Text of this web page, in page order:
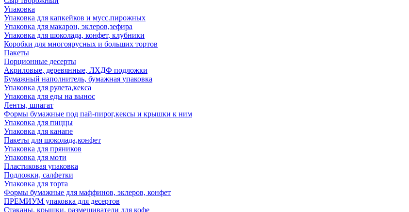
Упаковка
Упаковка для капкейков и мусс.пирожных
Упаковка для макарон, эклеров,зефира
Упаковка для шоколада, конфет, клубники
Коробки для многоярусных и больших тортов
Пакеты
Порционные десерты
Акриловые, деревянные, ЛХДФ подложки
Бумажный наполнитель, бумажная упаковка
Упаковка для рулета,кекса
Упаковка для еды на вынос
Ленты, шпагат
Формы бумажные под пай-пирог,кексы и крышки к ним
Упаковка для пиццы
Упаковка для канапе
Пакеты для шоколада,конфет
Упаковка для пряников
Упаковка для моти
Пластиковая упаковка
Подложки, салфетки
Упаковка для торта
Формы бумажные для маффинов, эклеров, конфет
ПРЕМИУМ упаковка для десертов
Стаканы, крышки, размешиватели для кофе